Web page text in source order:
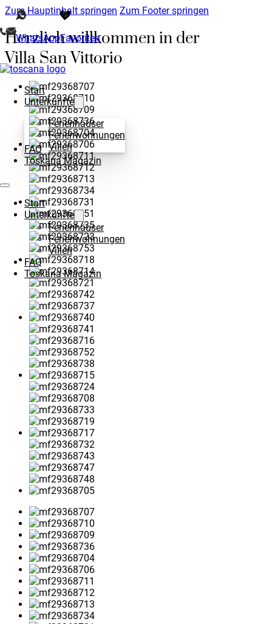
Zum Hauptinhalt springen Zum Footer springen
WhatsAppFavoriten
Start
Unterkünfte
Ferienhäuser
Ferienwohnungen
Villen
FAQ
Toskana Magazin
Start
Unterkünfte
Ferienhäuser
Ferienwohnungen
Villen
FAQ
Toskana Magazin
Herzlich willkommen in der
Villa San Vittorio